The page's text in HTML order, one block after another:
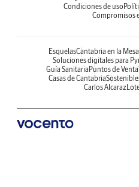
Condiciones de uso
Compromisos
EsquelasCantabria en la Mesa
Soluciones digitales para
Guía Sanitaria Puntos de Venta
Casas de Cantabria
Carlos Alcaraz